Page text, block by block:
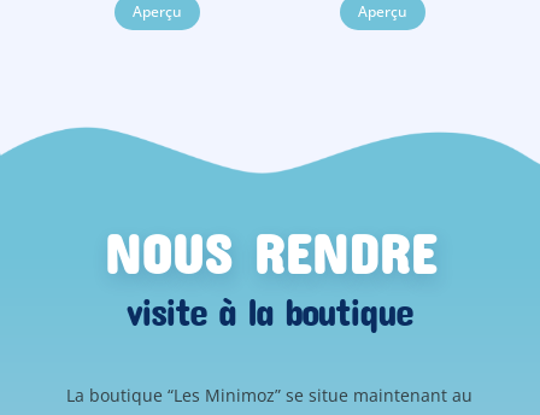
Aperçu Aperçu
NOUS RENDRE
visite à la boutique
La boutique “Les Minimoz” se situe maintenant au